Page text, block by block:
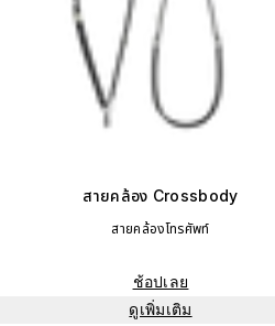
สายคล้อง Crossbody
สายคล้องโทรศัพท์
ช้อปเลย
ดูเพิ่มเติม